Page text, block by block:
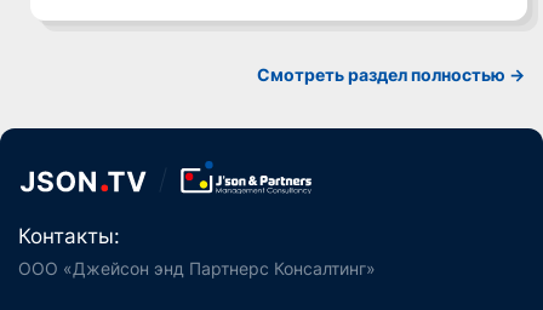
Смотреть раздел полностью ->
Контакты:
ООО «Джейсон энд Партнерс Консалтинг»